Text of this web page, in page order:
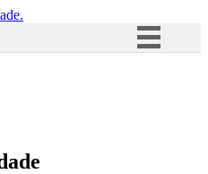
Acesso à informação